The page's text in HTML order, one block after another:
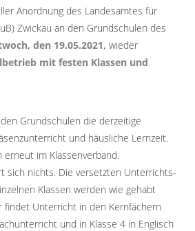
Anordnung des Landesamtes für
Zwickau an den Grundschulen des
den 19.05.2021, wieder
mit festen Klassen und
Grundschulen die derzeitige
und häusliche Lernzeit.
erneut im Klassenverband.
sich nichts. Die versetzten Unterrichts-
Klassen werden wie gehabt
findet Unterricht in den Kernfächern
und in Klasse 4 in Englisch